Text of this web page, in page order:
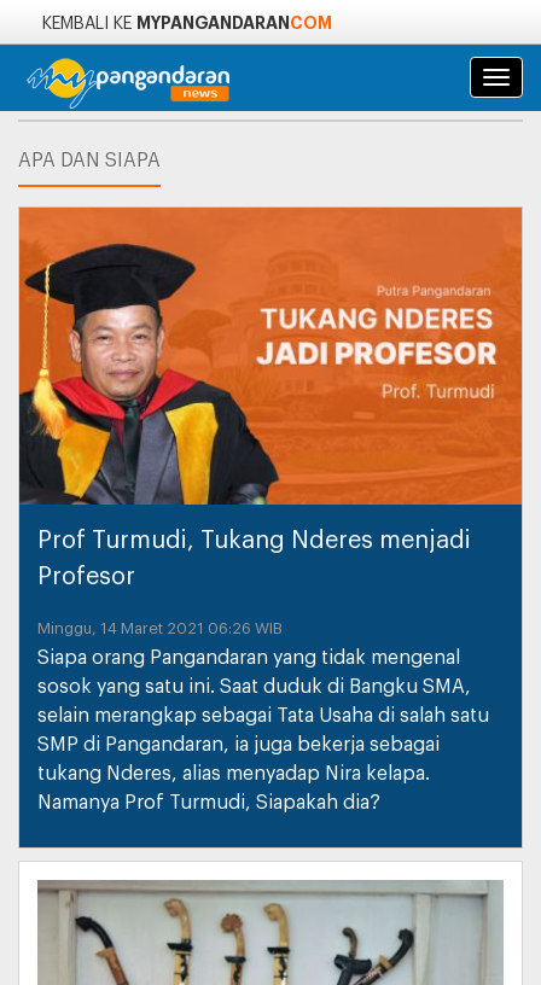
KEMBALI KE MYPANGANDARAN COM
APA DAN SIAPA
Prof Turmudi, Tukang Nderes menjadi
Profesor
Minggu, 14 Maret 2021 06:26 WIB
Siapa orang Pangandaran yang tidak mengenal
sosok yang satu ini. Saat duduk di Bangku SMA,
selain merangkap sebagai Tata Usaha di salah satu
SMP di Pangandaran, ia juga bekerja sebagai
tukang Nderes, alias menyadap Nira kelapa.
Namanya Prof Turmudi, Siapakah dia?